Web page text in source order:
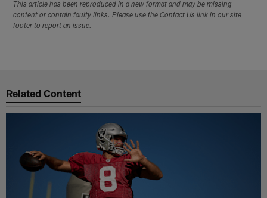
This article has been reproduced in a new format and may be missing
content or contain faulty links. Please use the Contact Us link in our site
footer to report an issue.
Related Content